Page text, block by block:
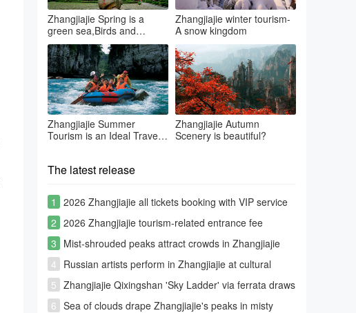
Zhangjiajie Spring is a
green sea,Birds and
flowers...
Zhangjiajie winter tourism-
A snow kingdom
Zhangjiajie Summer
Tourism is an Ideal Travel
Zhangjiajie Autumn
Scenery is beautiful?
The latest release
1
2026 Zhangjiajie all tickets booking with VIP service
2 2026 Zhangjiajie tourism-related entrance fee
information
3 Mist-shrouded peaks attract crowds in Zhangjiajie
4 Russian artists perform in Zhangjiajie at cultural
exchange event
5 Zhangjiajie Qixingshan 'Sky Ladder' via ferrata draws
global thrill-seekers
6 Sea of clouds drape Zhangjiajie's peaks in misty